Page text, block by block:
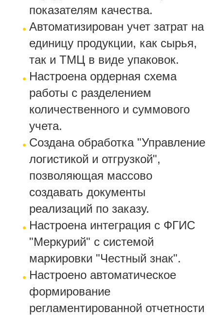
показателям качества.
Автоматизирован учет затрат на
единицу продукции, как сырья,
так и ТМЦ в виде упаковок.
Настроена ордерная схема
работы с разделением
количественного и суммового
учета.
Создана обработка "Управление
логистикой и отгрузкой",
позволяющая массово
создавать документы
реализаций по заказу.
Настроена интеграция с ФГИС
"Меркурий" с системой
маркировки "Честный знак".
Настроено автоматическое
формирование
регламентированной отчетности